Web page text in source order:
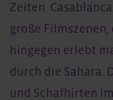
Zeiten.
große
hingegen erlebt
durch die Sahara.
und Schafhirten